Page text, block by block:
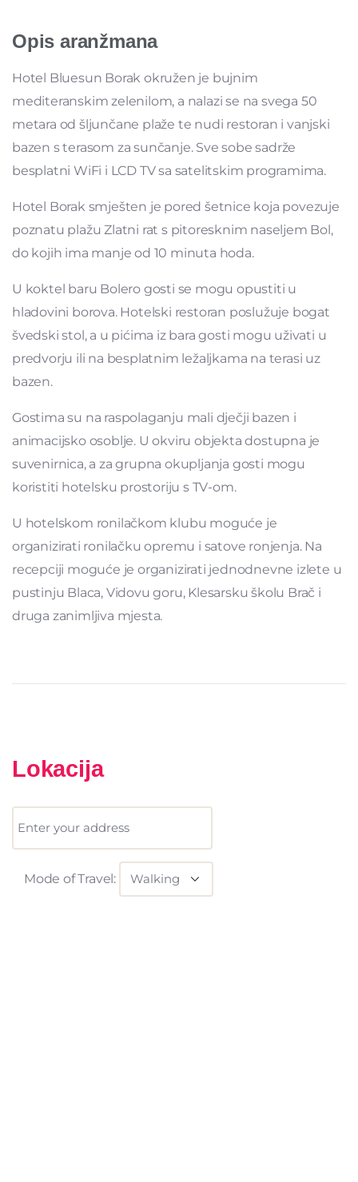
Opis aranžmana
Hotel Bluesun Borak okružen je bujnim
mediteranskim zelenilom, a nalazi se na svega 50
metara od šljunčane plaže te nudi restoran i vanjski
bazen s terasom za sunčanje. Sve sobe sadrže
besplatni WiFi i LCD TV sa satelitskim programima.
Hotel Borak smješten je pored šetnice koja povezuje
poznatu plažu Zlatni rat s pitoresknim naseljem Bol,
do kojih ima manje od 10 minuta hoda.
U koktel baru Bolero gosti se mogu opustiti u
hladovini borova. Hotelski restoran poslužuje bogat
švedski stol, a u pićima iz bara gosti mogu uživati ​​u
predvorju ili na besplatnim ležaljkama na terasi uz
bazen.
Gostima su na raspolaganju mali dječji bazen i
animacijsko osoblje. U okviru objekta dostupna je
suvenirnica, a za grupna okupljanja gosti mogu
koristiti hotelsku prostoriju s TV-om.
U hotelskom ronilačkom klubu moguće je
organizirati ronilačku opremu i satove ronjenja. Na
recepciji moguće je organizirati jednodnevne izlete u
pustinju Blaca, Vidovu goru, Klesarsku školu Brač i
druga zanimljiva mjesta.
Lokacija
Mode of Travel: